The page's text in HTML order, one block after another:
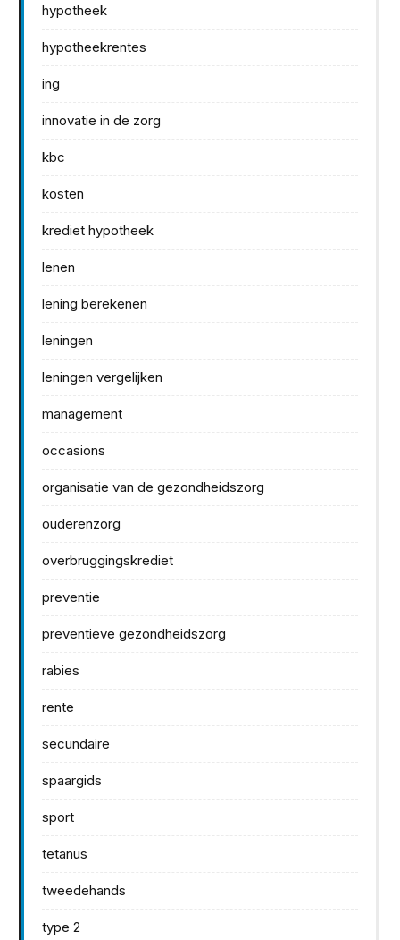
hypotheek
hypotheekrentes
ing
innovatie in de zorg
kbc
kosten
krediet hypotheek
lenen
lening berekenen
leningen
leningen vergelijken
management
occasions
organisatie van de gezondheidszorg
ouderenzorg
overbruggingskrediet
preventie
preventieve gezondheidszorg
rabies
rente
secundaire
spaargids
sport
tetanus
tweedehands
type 2